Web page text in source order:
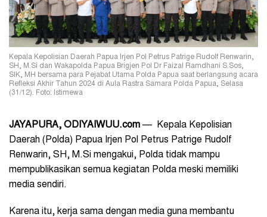
Kepala Kepolisian Daerah Papua Irjen Pol Petrus Patrige Rudolf Renwarin,
SH, M.Si dan Wakapolda Papua Brigjen Pol Dr Faizal Ramdhani S.Sos,
SIK, MH bersama para Pejabat Utama Polda Papua saat berlangsung acara
Refleksi Akhir Tahun 2024 di Aula Rastra Samara Polda Papua, Selasa
(31/12). Foto: Istimewa
JAYAPURA, ODIYAIWUU.com — Kepala Kepolisian
Daerah (Polda) Papua Irjen Pol Petrus Patrige Rudolf
Renwarin, SH, M.Si mengakui, Polda tidak mampu
mempublikasikan semua kegiatan Polda meski memiliki
media sendiri.
Karena itu, kerja sama dengan media guna membantu